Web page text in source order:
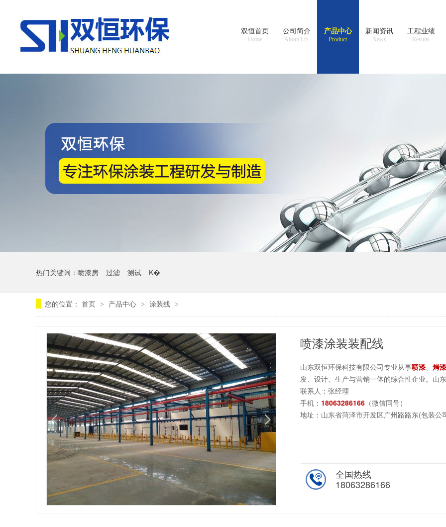
双恒首页
Home
公司简介
About US
产品中心
Product
新闻资讯
News
工程业绩
Results
热门关键词： 喷漆房 过滤 测试 K�
您的位置： 首页 > 产品中心 > 涂装线 >
1/1
喷漆涂装装配线
山东双恒环保科技有限公司专业从事喷漆、烤
发、设计、生产与营销一体的综合性企业。山
联系人：张经理
手机： 18063286166 （微信同号）
地址：山东省菏泽市开发区广州路路东(包装公
全国热线
18063286166